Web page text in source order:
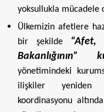
yoksullukla mücadele
Ülkemizin afetlere
bir şekilde
“Afet,
Bakanlığının”
yönetimindeki
ilişkiler yeniden
koordinasyonu